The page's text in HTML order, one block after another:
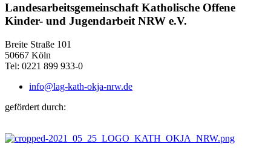
Landesarbeitsgemeinschaft Katholische Offene
Kinder- und Jugendarbeit NRW e.V.
Breite Straße 101
50667 Köln
Tel: 0221 899 933-0
info@lag-kath-okja-nrw.de
gefördert durch: